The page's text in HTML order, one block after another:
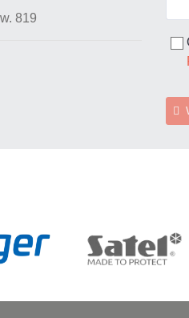
819